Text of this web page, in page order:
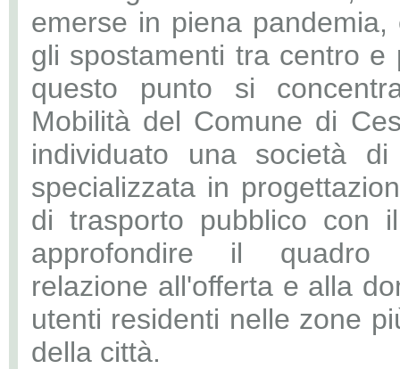
emerse in piena pandemia,
gli spostamenti tra centro e
questo punto si
Mobilità del Comune di
individuato una società di
specializzata in
di trasporto pubblico con
approfondire il
relazione all'offerta e alla
utenti residenti nelle zone
della città.